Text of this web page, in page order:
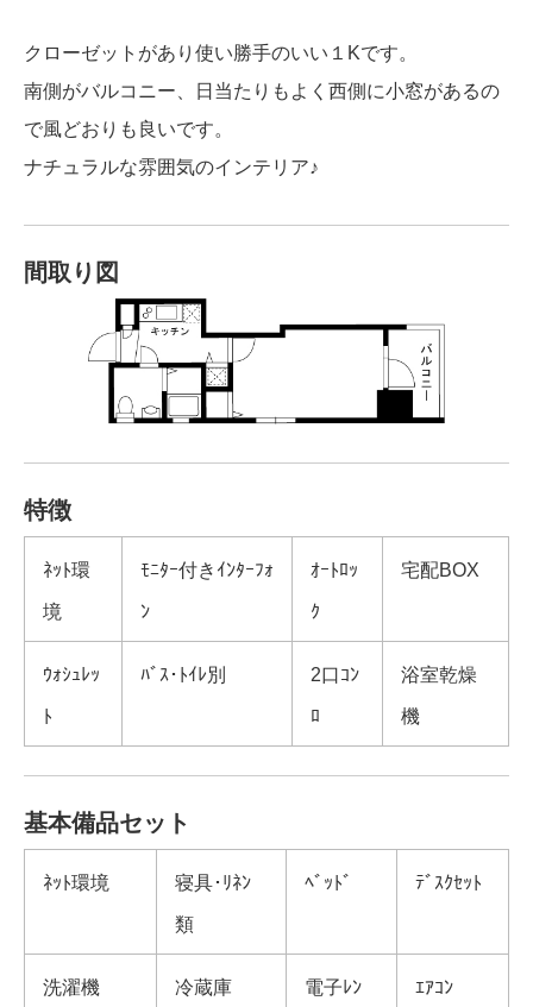
クローゼットがあり使い勝手のいい１Kです。
南側がバルコニー、日当たりもよく西側に小窓があるの
で風どおりも良いです。
ナチュラルな雰囲気のインテリア♪
間取り図
特徴
ﾈｯﾄ環
境
ﾓﾆﾀｰ付きｲﾝﾀｰﾌｫ
ﾝ
ｵｰﾄﾛｯ
ｸ
宅配BOX
ｳｫｼｭﾚｯ
ﾄ
ﾊﾞｽ･ﾄｲﾚ別 2口ｺﾝ
ﾛ
浴室乾燥
機
基本備品セット
ﾈｯﾄ環境 寝具･ﾘﾈﾝ
類
ﾍﾞｯﾄﾞ ﾃﾞｽｸｾｯﾄ
洗濯機 冷蔵庫 電子ﾚﾝ ｴｱｺﾝ